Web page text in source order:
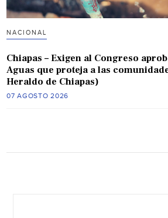
NACIONAL
Chiapas – Exigen al Congreso
Aguas que proteja a las
Heraldo de Chiapas)
07 AGOSTO 2026